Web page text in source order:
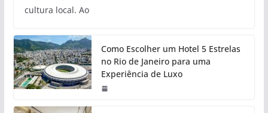
cultura local. Ao
Como Escolher um Hotel 5 Estrelas
no Rio de Janeiro para uma
Experiência de Luxo